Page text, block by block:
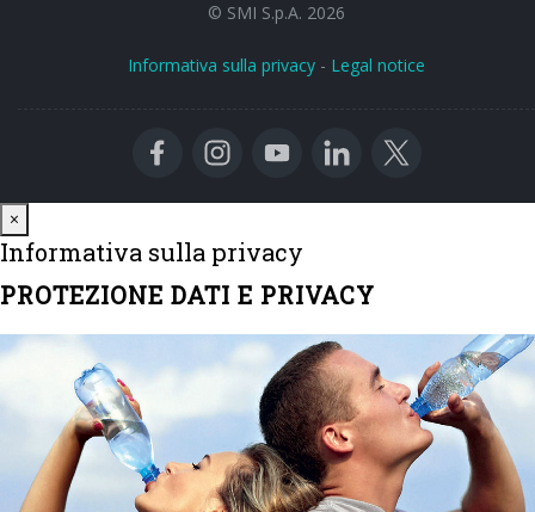
© SMI S.p.A. 2026
Informativa sulla privacy - Legal notice
×
Informativa sulla privacy
PROTEZIONE DATI E PRIVACY